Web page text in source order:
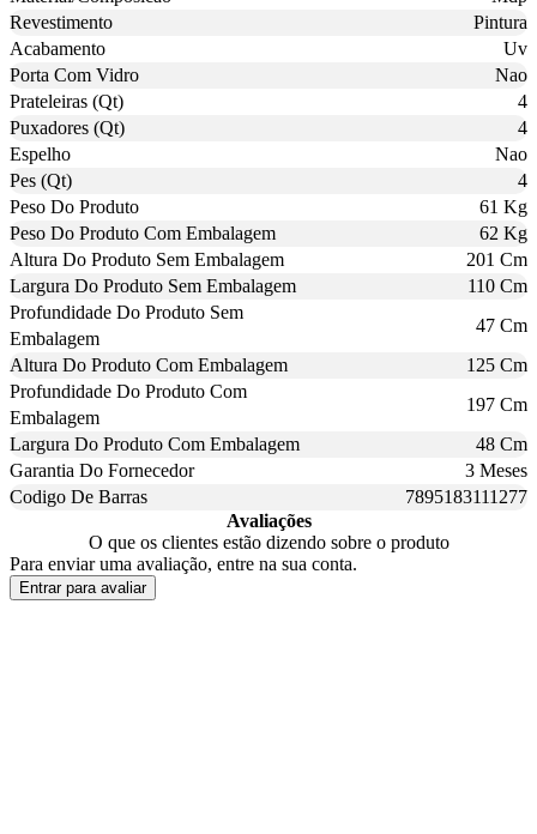
Revestimento
Pintura
Acabamento
Uv
Porta Com Vidro
Nao
Prateleiras (Qt)
4
Puxadores (Qt)
4
Espelho
Nao
Pes (Qt)
4
Peso Do Produto
61 Kg
Peso Do Produto Com Embalagem
62 Kg
Altura Do Produto Sem Embalagem
201 Cm
Largura Do Produto Sem Embalagem
110 Cm
Profundidade Do Produto Sem
Embalagem
47 Cm
Altura Do Produto Com Embalagem
125 Cm
Profundidade Do Produto Com
Embalagem
197 Cm
Largura Do Produto Com Embalagem
48 Cm
Garantia Do Fornecedor
3 Meses
Codigo De Barras
7895183111277
Avaliações
O que os clientes estão dizendo sobre o produto
Para enviar uma avaliação, entre na sua conta.
Entrar para avaliar